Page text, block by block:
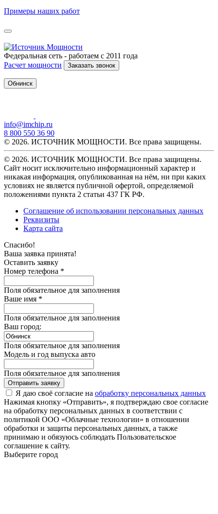
Примеры наших работ
Федеральная сеть - работаем с 2011 года
Расчет мощности
Заказать звонок
Обнинск
info@imchip.ru
8 800 550 36 90
© 2026. ИСТОЧНИК МОЩНОСТИ. Все права защищены.
© 2026. ИСТОЧНИК МОЩНОСТИ. Все права защищены.
Сайт носит исключительно информационный характер и
никакая информация, опубликованная на нём, ни при каких
условиях не является публичной офертой, определяемой
положениями пункта 2 статьи 437 ГК РФ.
Соглашение об использовании персональных данных
Реквизиты
Карта сайта
Спасибо!
Ваша заявка принята!
Оставить заявку
Номер телефона *
Поля обязательное для заполнения
Ваше имя *
Поля обязательное для заполнения
Ваш город:
Поля обязательное для заполнения
Модель и год выпуска авто
Поля обязательное для заполнения
Отправить заявку
Я даю своё согласие на обработку персональных данных
Нажимая кнопку «Отправить», я подтверждаю свое согласие
на обработку персональных данных в соответствии с
политикой ООО «Облачные технологии» в отношении
обработки и защиты персональных данных, а также
принимаю и обязуюсь соблюдать Пользовательское
соглашение к сайту.
Выберите город